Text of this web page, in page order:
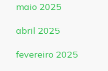
maio 2025
abril 2025
fevereiro 2025